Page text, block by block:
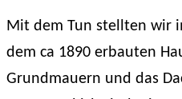
Mit dem Tun stellten wir
dem ca 1890 erbauten
Grundmauern und das